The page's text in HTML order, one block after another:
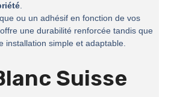
.
ou un adhésif en fonction de vos
une durabilité renforcée tandis que
installation simple et adaptable.
Suisse